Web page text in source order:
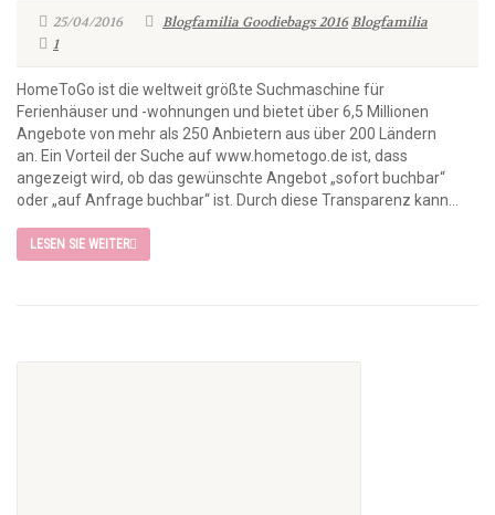
25/04/2016 Blogfamilia Goodiebags 2016Blogfamilia
1
HomeToGo ist die weltweit größte Suchmaschine für
Ferienhäuser und -wohnungen und bietet über 6,5 Millionen
Angebote von mehr als 250 Anbietern aus über 200 Ländern
an. Ein Vorteil der Suche auf www.hometogo.de ist, dass
angezeigt wird, ob das gewünschte Angebot „sofort buchbar“
oder „auf Anfrage buchbar“ ist. Durch diese Transparenz kann...
LESEN SIE WEITER